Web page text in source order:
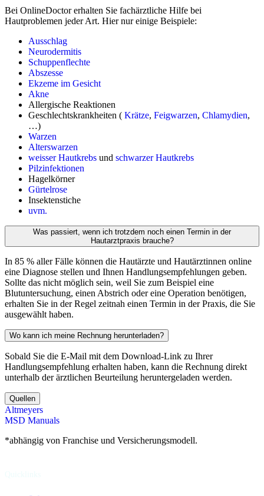
Bei OnlineDoctor erhalten Sie fachärztliche Hilfe bei
Hautproblemen jeder Art. Hier nur einige Beispiele:
Ausschlag
Neurodermitis
Schuppenflechte
Abszesse
Ekzeme im Gesicht
Akne
Allergische Reaktionen
Geschlechtskrankheiten ( Krätze, Feigwarzen, Chlamydien,
…)
Warzen
Alterswarzen
weisser Hautkrebs und schwarzer Hautkrebs
Pilzinfektionen
Hagelkörner
Gürtelrose
Insektenstiche
uvm.
Was passiert, wenn ich trotzdem noch einen Termin in der
Hautarztpraxis brauche?
In 85 % aller Fälle können die Hautärzte und Hautärztinnen online
eine Diagnose stellen und Ihnen Handlungsempfehlungen geben.
Sollte das nicht möglich sein, weil Sie zum Beispiel eine
Blutuntersuchung, einen Abstrich oder eine Operation benötigen,
erhalten Sie in der Regel zeitnah einen Termin in der Praxis, die Sie
ausgewählt haben.
Wo kann ich meine Rechnung herunterladen?
Sobald Sie die E-Mail mit dem Download-Link zu Ihrer
Handlungsempfehlung erhalten haben, kann die Rechnung direkt
unterhalb der ärztlichen Beurteilung heruntergeladen werden.
Quellen
Altmeyers
MSD Manuals
*abhängig von Franchise und Versicherungsmodell.